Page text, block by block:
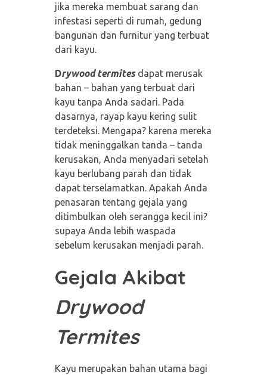
jika mereka membuat sarang dan
infestasi seperti di rumah, gedung
bangunan dan furnitur yang terbuat
dari kayu.
Drywood termitesdapat merusak
bahan – bahan yang terbuat dari
kayu tanpa Anda sadari. Pada
dasarnya, rayap kayu kering sulit
terdeteksi. Mengapa? karena mereka
tidak meninggalkan tanda – tanda
kerusakan, Anda menyadari setelah
kayu berlubang parah dan tidak
dapat terselamatkan. Apakah Anda
penasaran tentang gejala yang
ditimbulkan oleh serangga kecil ini?
supaya Anda lebih waspada
sebelum kerusakan menjadi parah.
Gejala Akibat
Drywood
Termites
Kayu merupakan bahan utama bagi